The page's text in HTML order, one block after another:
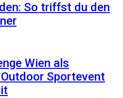
So triffst du den
Wien als
Sportevent